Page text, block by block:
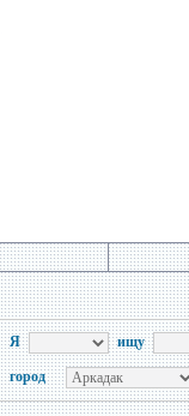
Я ищу
город